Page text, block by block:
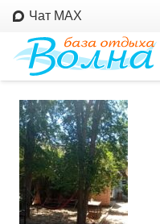
Чат MAX